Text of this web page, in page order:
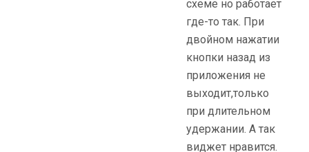
схеме но работает
где-то так. При
двойном нажатии
кнопки назад из
приложения не
выходит,только
при длительном
удержании. А так
виджет нравится.